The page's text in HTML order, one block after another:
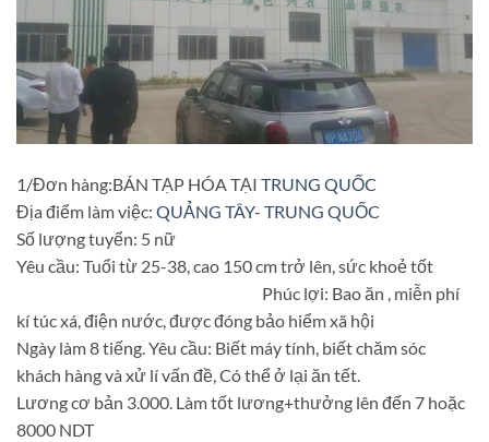
1/Đơn hàng:BÁN TẠP HÓA TẠI TRUNG QUỐC
Địa điểm làm việc: QUẢNG TÂY- TRUNG QUỐC
Số lượng tuyển: 5 nữ
Yêu cầu: Tuổi từ 25-38, cao 150 cm trở lên, sức khoẻ tốt
Phúc lợi: Bao ăn , miễn phí
kí túc xá, điện nước, được đóng bảo hiểm xã hội
Ngày làm 8 tiếng. Yêu cầu: Biết máy tính, biết chăm sóc
khách hàng và xử lí vấn đề, Có thể ở lại ăn tết.
Lương cơ bản 3.000. Làm tốt lương+thưởng lên đến 7 hoặc
8000 NDT